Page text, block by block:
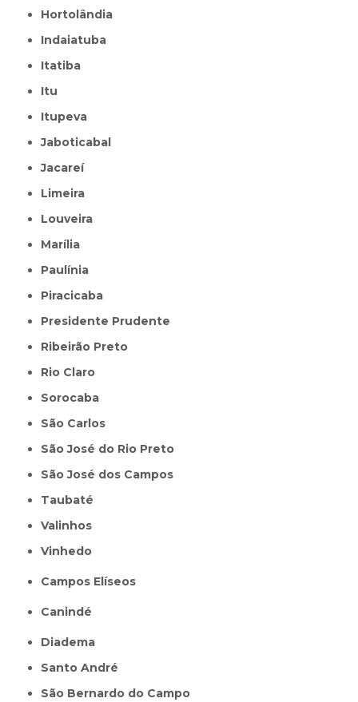
Hortolândia
Indaiatuba
Itatiba
Itu
Itupeva
Jaboticabal
Jacareí
Limeira
Louveira
Marília
Paulínia
Piracicaba
Presidente Prudente
Ribeirão Preto
Rio Claro
Sorocaba
São Carlos
São José do Rio Preto
São José dos Campos
Taubaté
Valinhos
Vinhedo
Campos Elíseos
Canindé
Diadema
Santo André
São Bernardo do Campo